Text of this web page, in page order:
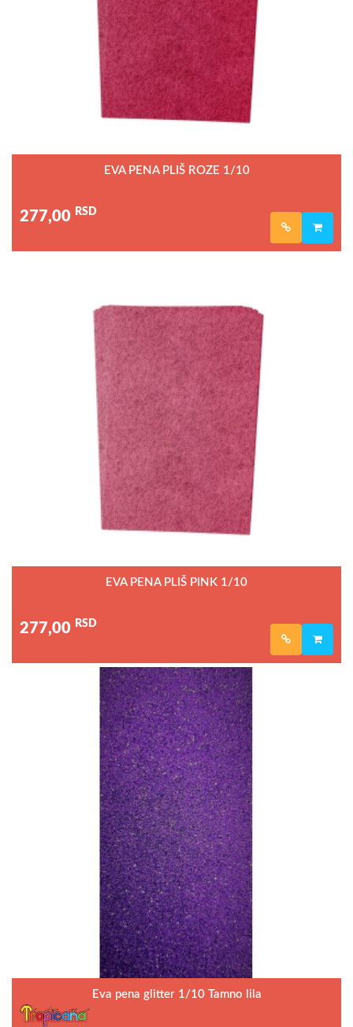
EVA PENA PLIŠ ROZE 1/10
277,00 RSD
EVA PENA PLIŠ PINK 1/10
277,00 RSD
Eva pena glitter 1/10 Tamno lila